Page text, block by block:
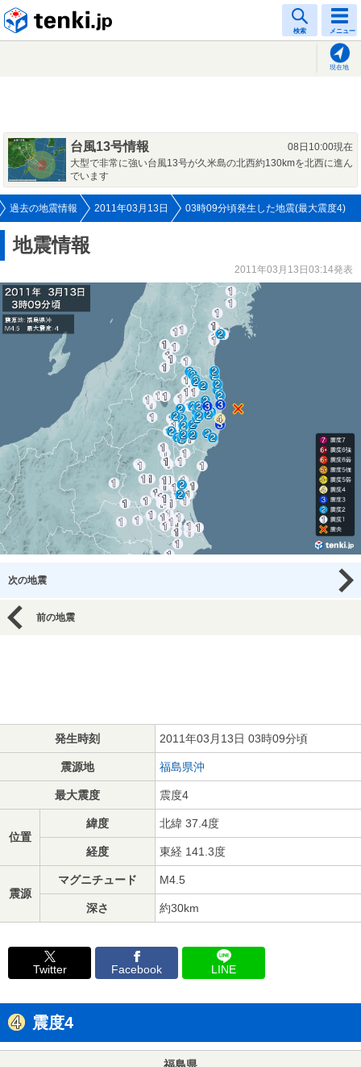
検索 メニュー
現在地
台風13号情報
08日10:00現在
大型で非常に強い台風13号が久米島の北西約130kmを北西に進ん
でいます
過去の地震情報 2011年03月13日 03時09分頃発生した地震(最大震度4)
地震情報
2011年03月13日03:14発表
次の地震
前の地震
発生時刻 2011年03月13日 03時09分頃
震源地 福島県沖
最大震度 震度4
位置
緯度 北緯 37.4度
経度 東経 141.3度
震源
マグニチュード M4.5
深さ 約30km
Twitter Facebook LINE
震度4
福島県